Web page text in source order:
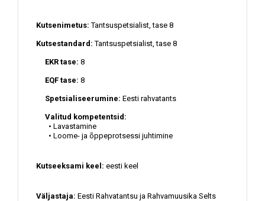
Kutsenimetus:Tantsuspetsialist, tase 8
Kutsestandard:Tantsuspetsialist, tase 8
EKR tase: 8
EQF tase: 8
Spetsialiseerumine: Eesti rahvatants
Valitud kompetentsid:
• Lavastamine
• Loome- ja õppeprotsessi juhtimine
Kutseeksami keel: eesti keel
Väljastaja: Eesti Rahvatantsu ja Rahvamuusika Selts